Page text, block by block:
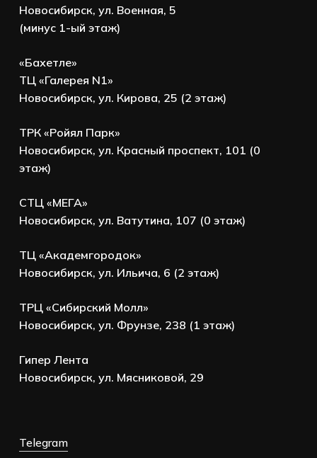
Новосибирск, ул. Военная, 5
(минус 1-ый этаж)
«Бахетле»
ТЦ «Галерея N1»
Новосибирск, ул. Кирова, 25 (2 этаж)
ТРК «Ройял Парк»
Новосибирск, ул. Красный проспект, 101 (0
этаж)
СТЦ «МЕГА»
Новосибирск, ул. Ватутина, 107 (0 этаж)
ТЦ «Академгородок»
Новосибирск, ул. Ильича, 6 (2 этаж)
ТРЦ «Сибирский Молл»
Новосибирск, ул. Фрунзе, 238 (1 этаж)
Гипер Лента
Новосибирск, ул. Мясниковой, 29
Telegram